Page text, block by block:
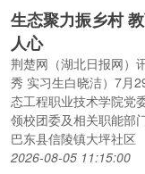
生态聚力振乡村
人心
荆楚网（湖北日报网）
秀 实习生白晓洁）7月
态工程职业技术学院党
领校团委及相关职能部
巴东县信陵镇大坪社区
2026-08-05 11:15:00